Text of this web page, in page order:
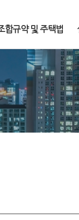
합규약 및 주택법